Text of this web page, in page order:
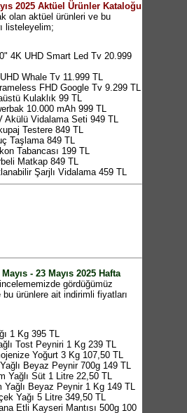
2025 Aktüel Ürünler Kataloğu
olan aktüel ürünleri ve bu
listeleyelim;
4K UHD Smart Led Tv 20.999
Whale Tv 11.999 TL
FHD Google Tv 9.299 TL
Kulaklık 99 TL
10.000 mAh 999 TL
Akülü Vidalama Seti 949 TL
Testere 849 TL
Taşlama 849 TL
Tabancası 199 TL
Matkap 849 TL
Şarjlı Vidalama 459 TL
Havya Tabanca Seti 349 TL
Fonksiyonlu Akıllı Bluetooth
Isıtıcı 799 TL
Tost Makinesi 2.199 TL
Kahvesi Makinesi 999 TL
2'li 65 TL
Penye Çarşaf 139 TL
Penye Çarşaf 179 TL
Taban Sandalet 189 TL
Desenli Çift Tokalı Terlik 169 TL
Desenli Terlik 169 TL
Kesim Sütyen 249 TL
Külotlu Çorap 129 TL
Sütyen 199 TL
- 23 Mayıs 2025 Hafta
incelememizde gördüğümüz
ürünlere ait indirimli fiyatları
1 Kg 395 TL
Tost Peyniri 1 Kg 239 TL
Yoğurt 3 Kg 107,50 TL
Beyaz Peynir 700g 149 TL
Yağlı Süt 1 Litre 22,50 TL
Yağlı Beyaz Peynir 1 Kg 149 TL
Yağı 5 Litre 349,50 TL
Etli Kayseri Mantısı 500g 100